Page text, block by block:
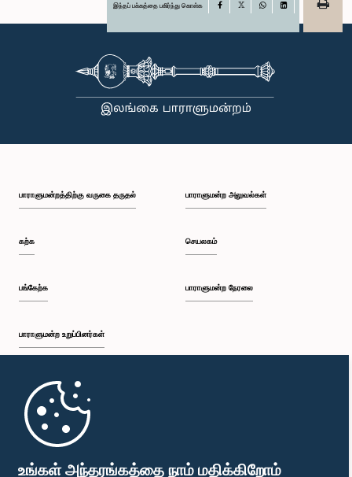
உங்கள் அந்தரங்கத்தை நாம் மதிக்கிறோம்
இந்தப் பக்கத்தை பகிர்ந்து கொள்க Facebook
பாராளுமன்றத்திற்கு வருகை தருதல்
கற்க
பங்கேற்க
பாராளுமன்ற உறுப்பினர்கள்
முதற்பக்கம்
பாராளுமன்ற அலுவல்கள்
செயலகம்
பாராளுமன்ற நேரலை
பாராளுமன்ற கையடக்க செயலி